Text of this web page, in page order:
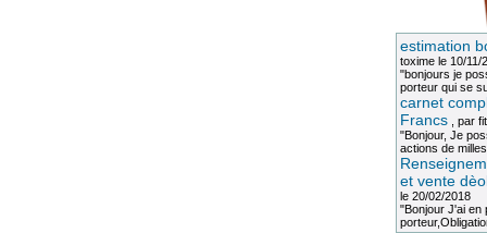
estimation
toximele 10/11/
"bonjours je
porteur qui se
carnet
Francs, par
"Bonjour, Je
actions de
et vente
le 20/02/2018
"Bonjour J'ai en